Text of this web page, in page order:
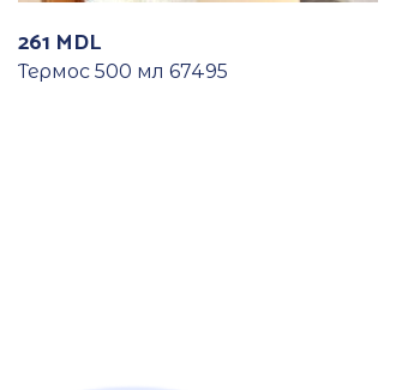
261 MDL
Термос 500 мл 67495